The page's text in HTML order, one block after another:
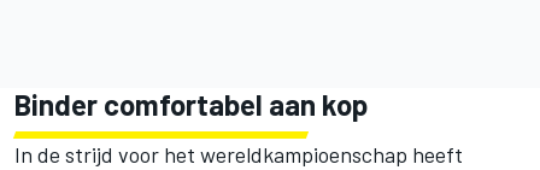
Binder comfortabel aan kop
In de strijd voor het wereldkampioenschap heeft